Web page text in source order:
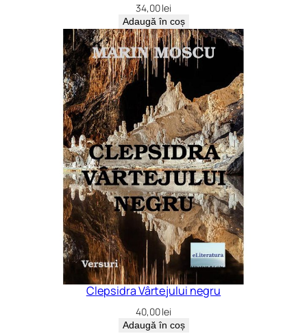
34,00lei
Adaugă în coș
Clepsidra Vârtejului negru
40,00lei
Adaugă în coș